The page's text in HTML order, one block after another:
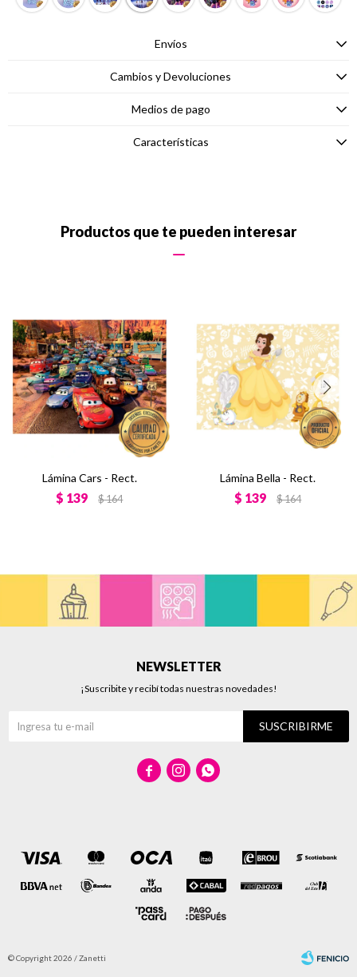
Envíos
Cambios y Devoluciones
Medios de pago
Características
Productos que te pueden interesar
Lámina Cars - Rect.
$ 139 $164
Lámina Bella - Rect.
$ 139 $164
NEWSLETTER
¡Suscribite y recibí todas nuestras novedades!
SUSCRIBIRME
  
© Copyright 2026 / Zanetti